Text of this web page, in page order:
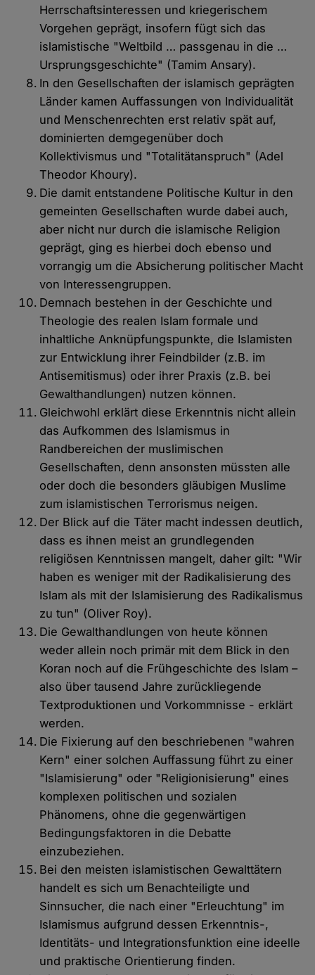
Herrschaftsinteressen und kriegerischem
Vorgehen geprägt, insofern fügt sich das
islamistische "Weltbild … passgenau in die …
Ursprungsgeschichte" (Tamim Ansary).
In den Gesellschaften der islamisch geprägten
Länder kamen Auffassungen von Individualität
und Menschenrechten erst relativ spät auf,
dominierten demgegenüber doch
Kollektivismus und "Totalitätanspruch" (Adel
Theodor Khoury).
Die damit entstandene Politische Kultur in den
gemeinten Gesellschaften wurde dabei auch,
aber nicht nur durch die islamische Religion
geprägt, ging es hierbei doch ebenso und
vorrangig um die Absicherung politischer Macht
von Interessengruppen.
Demnach bestehen in der Geschichte und
Theologie des realen Islam formale und
inhaltliche Anknüpfungspunkte, die Islamisten
zur Entwicklung ihrer Feindbilder (z.B. im
Antisemitismus) oder ihrer Praxis (z.B. bei
Gewalthandlungen) nutzen können.
Gleichwohl erklärt diese Erkenntnis nicht allein
das Aufkommen des Islamismus in
Randbereichen der muslimischen
Gesellschaften, denn ansonsten müssten alle
oder doch die besonders gläubigen Muslime
zum islamistischen Terrorismus neigen.
Der Blick auf die Täter macht indessen deutlich,
dass es ihnen meist an grundlegenden
religiösen Kenntnissen mangelt, daher gilt: "Wir
haben es weniger mit der Radikalisierung des
Islam als mit der Islamisierung des Radikalismus
zu tun" (Oliver Roy).
Die Gewalthandlungen von heute können
weder allein noch primär mit dem Blick in den
Koran noch auf die Frühgeschichte des Islam –
also über tausend Jahre zurückliegende
Textproduktionen und Vorkommnisse - erklärt
werden.
Die Fixierung auf den beschriebenen "wahren
Kern" einer solchen Auffassung führt zu einer
"Islamisierung" oder "Religionisierung" eines
komplexen politischen und sozialen
Phänomens, ohne die gegenwärtigen
Bedingungsfaktoren in die Debatte
einzubeziehen.
Bei den meisten islamistischen Gewalttätern
handelt es sich um Benachteiligte und
Sinnsucher, die nach einer "Erleuchtung" im
Islamismus aufgrund dessen Erkenntnis-,
Identitäts- und Integrationsfunktion eine ideelle
und praktische Orientierung finden.